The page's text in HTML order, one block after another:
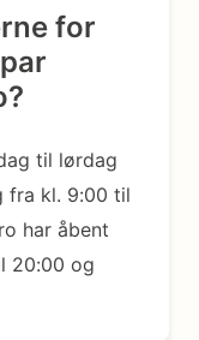
for
til lørdag
fra kl. 9:00 til
har åbent
20:00 og